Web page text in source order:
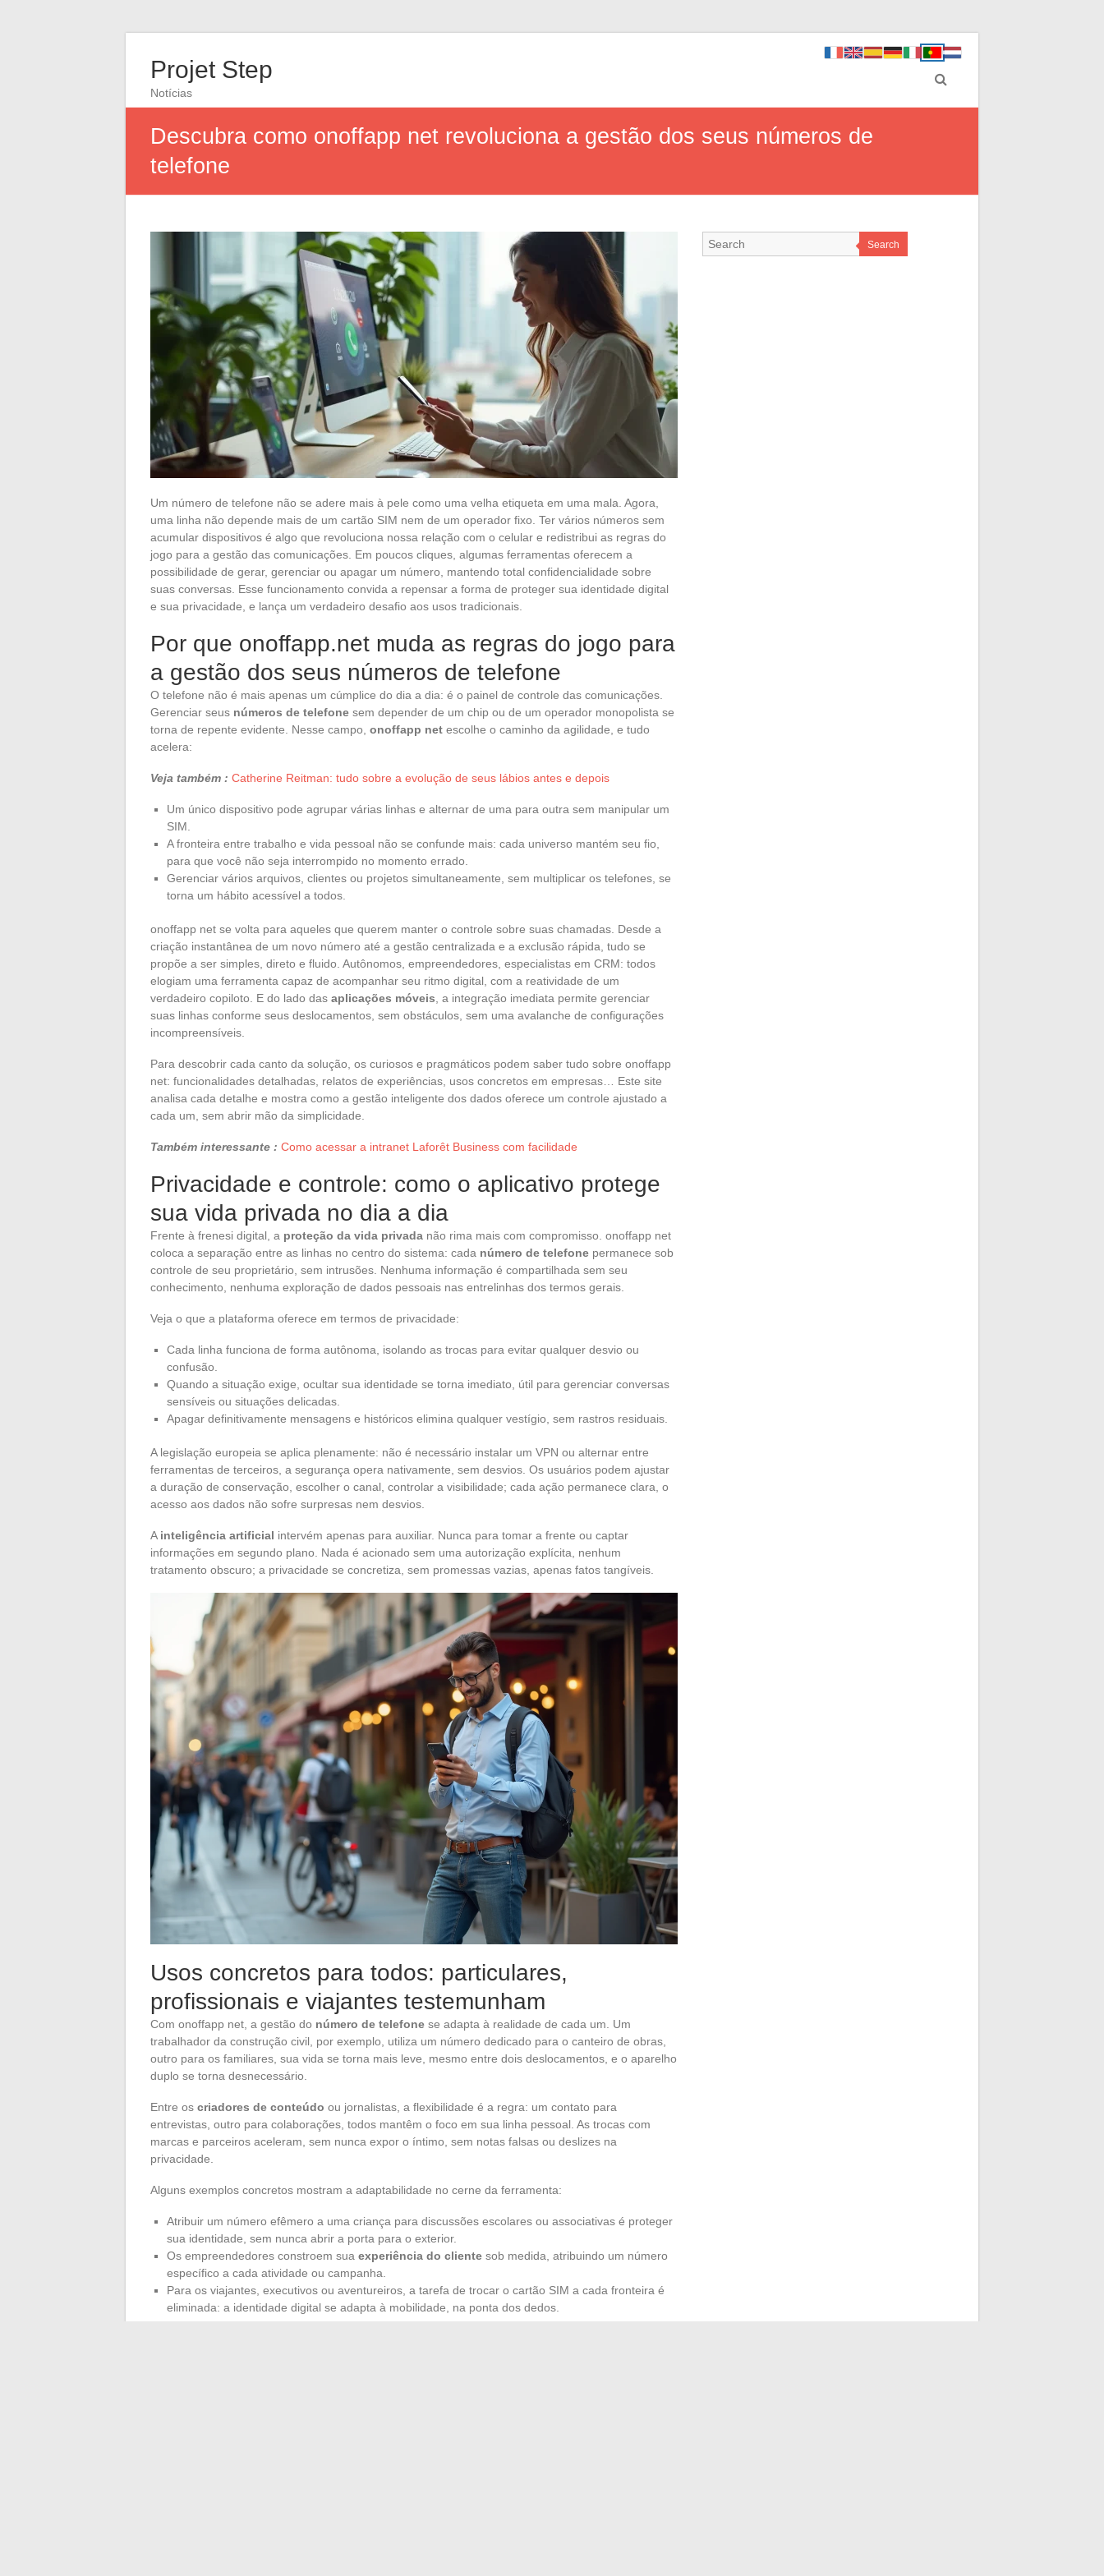
Projet Step
Notícias
Descubra como onoffapp net revoluciona a gestão dos seus números de
telefone
Um número de telefone não se adere mais à pele como uma velha etiqueta em uma mala. Agora,
uma linha não depende mais de um cartão SIM nem de um operador fixo. Ter vários números sem
acumular dispositivos é algo que revoluciona nossa relação com o celular e redistribui as regras do
jogo para a gestão das comunicações. Em poucos cliques, algumas ferramentas oferecem a
possibilidade de gerar, gerenciar ou apagar um número, mantendo total confidencialidade sobre
suas conversas. Esse funcionamento convida a repensar a forma de proteger sua identidade digital
e sua privacidade, e lança um verdadeiro desafio aos usos tradicionais.
Por que onoffapp.net muda as regras do jogo para
a gestão dos seus números de telefone
O telefone não é mais apenas um cúmplice do dia a dia: é o painel de controle das comunicações.
Gerenciar seus números de telefone sem depender de um chip ou de um operador monopolista se
torna de repente evidente. Nesse campo, onoffapp net escolhe o caminho da agilidade, e tudo
acelera:
Veja também : Catherine Reitman: tudo sobre a evolução de seus lábios antes e depois
Um único dispositivo pode agrupar várias linhas e alternar de uma para outra sem manipular um
SIM.
A fronteira entre trabalho e vida pessoal não se confunde mais: cada universo mantém seu fio,
para que você não seja interrompido no momento errado.
Gerenciar vários arquivos, clientes ou projetos simultaneamente, sem multiplicar os telefones, se
torna um hábito acessível a todos.
onoffapp net se volta para aqueles que querem manter o controle sobre suas chamadas. Desde a
criação instantânea de um novo número até a gestão centralizada e a exclusão rápida, tudo se
propõe a ser simples, direto e fluido. Autônomos, empreendedores, especialistas em CRM: todos
elogiam uma ferramenta capaz de acompanhar seu ritmo digital, com a reatividade de um
verdadeiro copiloto. E do lado das aplicações móveis , a integração imediata permite gerenciar
suas linhas conforme seus deslocamentos, sem obstáculos, sem uma avalanche de configurações
incompreensíveis.
Para descobrir cada canto da solução, os curiosos e pragmáticos podem saber tudo sobre onoffapp
net: funcionalidades detalhadas, relatos de experiências, usos concretos em empresas… Este site
analisa cada detalhe e mostra como a gestão inteligente dos dados oferece um controle ajustado a
cada um, sem abrir mão da simplicidade.
Também interessante : Como acessar a intranet Laforêt Business com facilidade
Privacidade e controle: como o aplicativo protege
sua vida privada no dia a dia
Frente à frenesi digital, a proteção da vida privada não rima mais com compromisso. onoffapp net
coloca a separação entre as linhas no centro do sistema: cada número de telefone permanece sob
controle de seu proprietário, sem intrusões. Nenhuma informação é compartilhada sem seu
conhecimento, nenhuma exploração de dados pessoais nas entrelinhas dos termos gerais.
Veja o que a plataforma oferece em termos de privacidade:
Cada linha funciona de forma autônoma, isolando as trocas para evitar qualquer desvio ou
confusão.
Quando a situação exige, ocultar sua identidade se torna imediato, útil para gerenciar conversas
sensíveis ou situações delicadas.
Apagar definitivamente mensagens e históricos elimina qualquer vestígio, sem rastros residuais.
A legislação europeia se aplica plenamente: não é necessário instalar um VPN ou alternar entre
ferramentas de terceiros, a segurança opera nativamente, sem desvios. Os usuários podem ajustar
a duração de conservação, escolher o canal, controlar a visibilidade; cada ação permanece clara, o
acesso aos dados não sofre surpresas nem desvios.
A inteligência artificial intervém apenas para auxiliar. Nunca para tomar a frente ou captar
informações em segundo plano. Nada é acionado sem uma autorização explícita, nenhum
tratamento obscuro; a privacidade se concretiza, sem promessas vazias, apenas fatos tangíveis.
Usos concretos para todos: particulares,
profissionais e viajantes testemunham
Com onoffapp net, a gestão do número de telefone se adapta à realidade de cada um. Um
trabalhador da construção civil, por exemplo, utiliza um número dedicado para o canteiro de obras,
outro para os familiares, sua vida se torna mais leve, mesmo entre dois deslocamentos, e o aparelho
duplo se torna desnecessário.
Entre os criadores de conteúdo ou jornalistas, a flexibilidade é a regra: um contato para
entrevistas, outro para colaborações, todos mantêm o foco em sua linha pessoal. As trocas com
marcas e parceiros aceleram, sem nunca expor o íntimo, sem notas falsas ou deslizes na
privacidade.
Alguns exemplos concretos mostram a adaptabilidade no cerne da ferramenta:
Atribuir um número efêmero a uma criança para discussões escolares ou associativas é proteger
sua identidade, sem nunca abrir a porta para o exterior.
Os empreendedores constroem sua experiência do cliente sob medida, atribuindo um número
específico a cada atividade ou campanha.
Para os viajantes, executivos ou aventureiros, a tarefa de trocar o cartão SIM a cada fronteira é
eliminada: a identidade digital se adapta à mobilidade, na ponta dos dedos.
Search